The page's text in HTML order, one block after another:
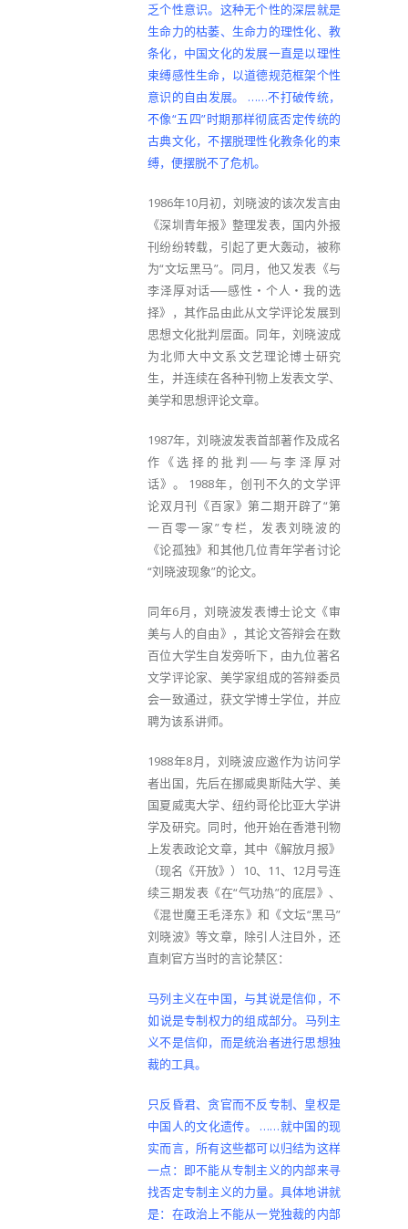
乏个性意识。这种无个性的深层就是
生命力的枯萎、生命力的理性化、教
条化，中国文化的发展一直是以理性
束缚感性生命，以道德规范框架个性
意识的自由发展。 ……不打破传统，
不像“五四”时期那样彻底否定传统的
古典文化，不摆脱理性化教条化的束
缚，便摆脱不了危机。
1986年10月初，刘晓波的该次发言由
《深圳青年报》整理发表，国内外报
刊纷纷转载，引起了更大轰动，被称
为“文坛黑马”。同月，他又发表《与
李泽厚对话──感性‧个人‧我的选
择》，其作品由此从文学评论发展到
思想文化批判层面。同年，刘晓波成
为北师大中文系文艺理论博士研究
生，并连续在各种刊物上发表文学、
美学和思想评论文章。
1987年，刘晓波发表首部著作及成名
作《选择的批判──与李泽厚对
话》。 1988年，创刊不久的文学评
论双月刊《百家》第二期开辟了“第
一百零一家”专栏，发表刘晓波的
《论孤独》和其他几位青年学者讨论
“刘晓波现象”的论文。
同年6月，刘晓波发表博士论文《审
美与人的自由》，其论文答辩会在数
百位大学生自发旁听下，由九位著名
文学评论家、美学家组成的答辩委员
会一致通过，获文学博士学位，并应
聘为该系讲师。
1988年8月，刘晓波应邀作为访问学
者出国，先后在挪威奥斯陆大学、美
国夏威夷大学、纽约哥伦比亚大学讲
学及研究。同时，他开始在香港刊物
上发表政论文章，其中《解放月报》
（现名《开放》）10、11、12月号连
续三期发表《在“气功热”的底层》、
《混世魔王毛泽东》和《文坛“黑马”
刘晓波》等文章，除引人注目外，还
直刺官方当时的言论禁区：
马列主义在中国，与其说是信仰，不
如​​说是专制权力的组成部分。马列主
义不是信仰，而是统治者进行思想独
裁的工具。
只反昏君、贪官而不反专制、皇权是
中国人的文化遗传。 ……就中国的现
实而言，所有这些都可以归结为这样
一点：即不能从专制主义的内部来寻
找否定专制主义的力量。具体地讲就
是：在政治上不能从一党独裁的内部